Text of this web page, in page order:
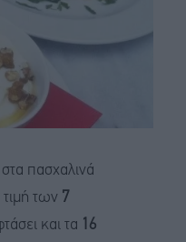
πασχαλινά
τιμή των 7
και τα
16